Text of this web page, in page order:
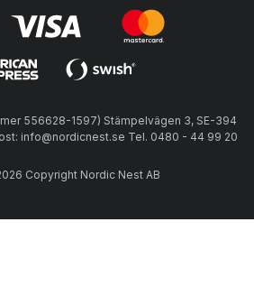
556628-1597) Stämpelvägen 3, SE-394
info@nordicnest.se Tel. 0480 - 44 99 20
Copyright Nordic Nest AB